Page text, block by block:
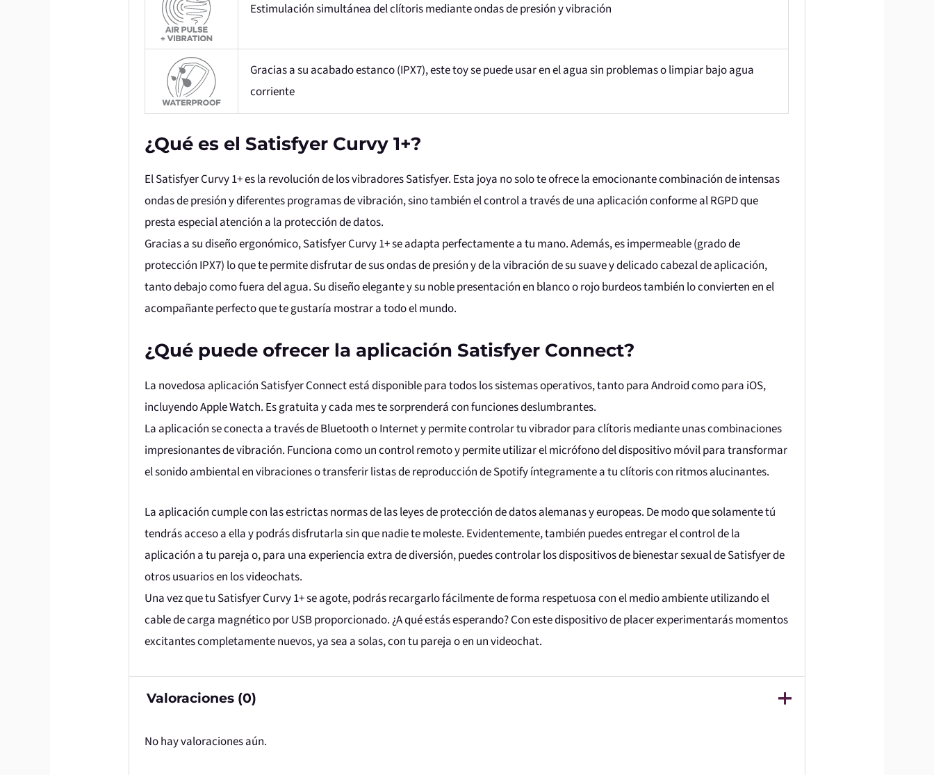
Estimulación simultánea del clítoris mediante ondas de presión y vibración
Gracias a su acabado estanco (IPX7), este toy se puede usar en el agua sin problemas o limpiar bajo agua
corriente
¿Qué es el Satisfyer Curvy 1+?
El Satisfyer Curvy 1+ es la revolución de los vibradores Satisfyer. Esta joya no solo te ofrece la emocionante combinación de intensas
ondas de presión y diferentes programas de vibración, sino también el control a través de una aplicación conforme al RGPD que
presta especial atención a la protección de datos.
Gracias a su diseño ergonómico, Satisfyer Curvy 1+ se adapta perfectamente a tu mano. Además, es impermeable (grado de
protección IPX7) lo que te permite disfrutar de sus ondas de presión y de la vibración de su suave y delicado cabezal de aplicación,
tanto debajo como fuera del agua. Su diseño elegante y su noble presentación en blanco o rojo burdeos también lo convierten en el
acompañante perfecto que te gustaría mostrar a todo el mundo.
¿Qué puede ofrecer la aplicación Satisfyer Connect?
La novedosa aplicación Satisfyer Connect está disponible para todos los sistemas operativos, tanto para Android como para iOS,
incluyendo Apple Watch. Es gratuita y cada mes te sorprenderá con funciones deslumbrantes.
La aplicación se conecta a través de Bluetooth o Internet y permite controlar tu vibrador para clítoris mediante unas combinaciones
impresionantes de vibración. Funciona como un control remoto y permite utilizar el micrófono del dispositivo móvil para transformar
el sonido ambiental en vibraciones o transferir listas de reproducción de Spotify íntegramente a tu clítoris con ritmos alucinantes.
La aplicación cumple con las estrictas normas de las leyes de protección de datos alemanas y europeas. De modo que solamente tú
tendrás acceso a ella y podrás disfrutarla sin que nadie te moleste. Evidentemente, también puedes entregar el control de la
aplicación a tu pareja o, para una experiencia extra de diversión, puedes controlar los dispositivos de bienestar sexual de Satisfyer de
otros usuarios en los videochats.
Una vez que tu Satisfyer Curvy 1+ se agote, podrás recargarlo fácilmente de forma respetuosa con el medio ambiente utilizando el
cable de carga magnético por USB proporcionado. ¿A qué estás esperando? Con este dispositivo de placer experimentarás momentos
excitantes completamente nuevos, ya sea a solas, con tu pareja o en un videochat.
Valoraciones (0)
No hay valoraciones aún.